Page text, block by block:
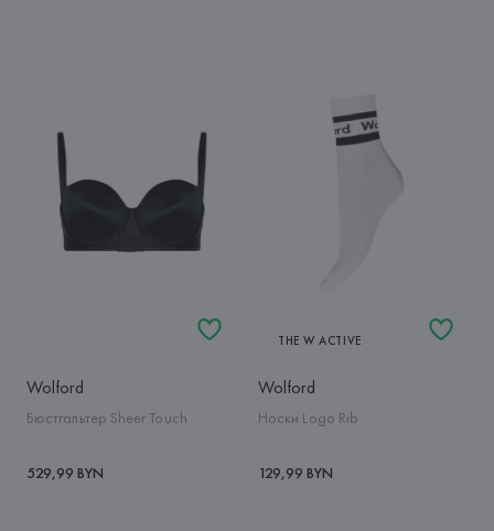
Wolford
Бюстгальтер Sheer Touch
529,99 BYN
THE W ACTIVE
Wolford
Носки Logo Rib
129,99 BYN